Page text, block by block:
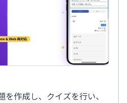
作成し、クイズを行い、